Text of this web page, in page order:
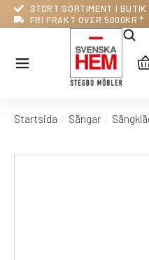
STORT SORTIMENT I BUTIK
FRI FRAKT ÖVER 5000KR *
Du är här:
Startsida Sängar